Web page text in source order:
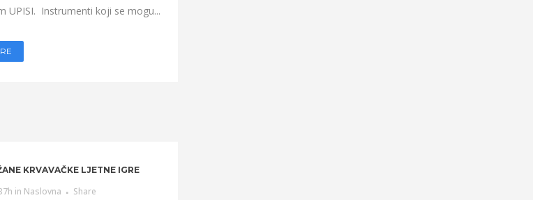
UPISI. Instrumenti koji se mogu...
KRVAVAČKE LJETNE IGRE
in Naslovna Share